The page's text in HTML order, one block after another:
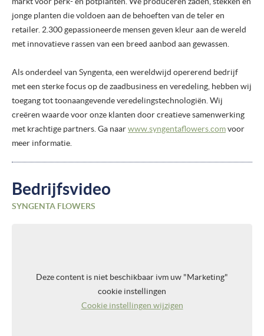
jonge planten die voldoen aan de behoeften van de teler en
retailer. 2.300 gepassioneerde mensen geven kleur aan de wereld
met innovatieve rassen van een breed aanbod aan gewassen.
Als onderdeel van Syngenta, een wereldwijd opererend bedrijf
met een sterke focus op de zaadbusiness en veredeling, hebben wij
toegang tot toonaangevende veredelingstechnologiën. Wij
creëren waarde voor onze klanten door creatieve samenwerking
met krachtige partners. Ga naarwww.syngentaflowers.comvoor
meer informatie.
Bedrijfsvideo
SYNGENTA FLOWERS
Deze content is niet beschikbaar ivm uw "Marketing"
cookie instellingen
Cookie instellingen wijzigen